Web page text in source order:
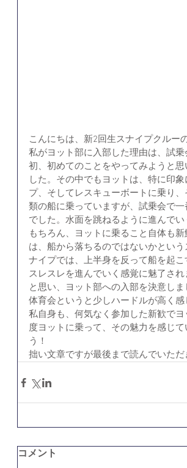
こんにちは、新2回生スナイプクルー
私がヨット部に入部した理由は、試
初、初めてのことをやってみようと
した。その中でもヨットは、特に印
プ、そしてレスキューボートに乗り
類の船に乗っていますが、試乗会で
でした。水面を跳ねるように進んで
もちろん、ヨットに乗ること自体も
は、船から落ちるのではないかとい
ナイプでは、上半身を反って船を起
スレスレを進んでいく感覚に魅了さ
と思い、ヨット部への入部を決意しま
体育会というと少しハードルが高く
私自身も、何気なく参加した新歓で
度ヨットに乗って、その魅力を感じ
う！
拙い文章ですが最後まで読んでいた
コメント